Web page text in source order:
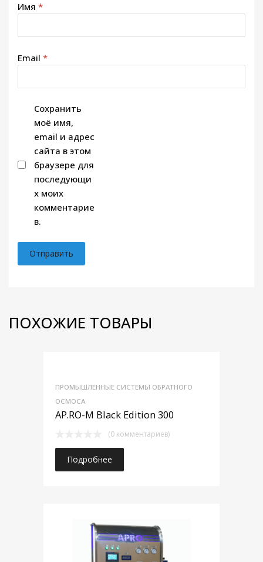
Имя *
Email *
Сохранить
моё имя,
email и адрес
сайта в этом
браузере для
последующи
х моих
комментарие
в.
ПОХОЖИЕ ТОВАРЫ
ПРОМЫШЛЕННЫЕ СИСТЕМЫ ОБРАТНОГО
ОСМОСА
AP.RO-M Black Edition 300
(0 комментариев)
Подробнее